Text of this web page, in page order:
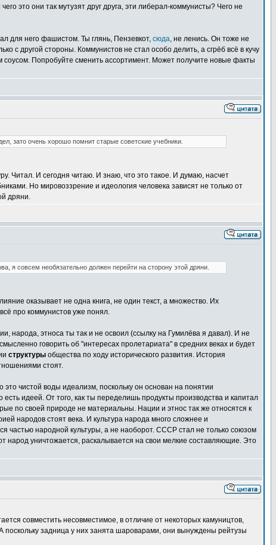
это они так мутузят друг друга, эти либерал-коммунисты? Чего не
для него фашистом. Ты глянь, Пензевкот, сюда, не ленись. Он тоже не
с другой стороны. Коммунистов не стал особо делить, а сгрёб всё в кучу
Попробуйте сменить ассортимент. Может получите новые факты
зато очень хорошо помнит старые советские учебники.
Читал. И сегодня читаю. И знаю, что это такое. И думаю, насчет
Но мировоззрение и идеология человека зависят не только от
дряни.
я совсем необязательно должен перейти на сторону этой дряни.
оказывает не одна книга, не один текст, а множество. Их
про коммунистов уже понял.
народа, этноса ты так и не освоил (ссылку на Гумилёва я давал). И не
говорить об "интересах пролетариата" в средних веках и будет
структуры общества по ходу исторического развития. История
стоят.
чистой воды идеализм, поскольку он основан на понятии
идеей. От того, как ты переделишь продукты производства и капитал
по своей природе не материальны. Нации и этнос так же относятся к
народов стоят века. И культура народа много сложнее и
частью народной культуры, а не наоборот. СССР стал не только союзом
народ уничтожается, раскалывается на свои мелкие составляющие. Это
совместить несовместимое, в отличие от некоторых камуництов,
поскольку задница у них занята шароварами, они вынуждены рейтузы